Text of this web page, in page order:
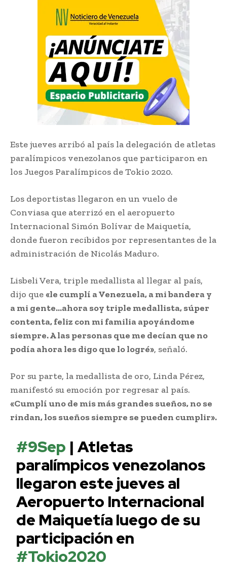
Este jueves arribó al país la delegación de atletas
paralímpicos venezolanos que participaron en
los Juegos Paralímpicos de Tokio 2020.
Los deportistas llegaron en un vuelo de
Conviasa que aterrizó en el aeropuerto
Internacional Simón Bolívar de Maiquetía,
donde fueron recibidos por representantes de la
administración de Nicolás Maduro.
Lisbeli Vera, triple medallista al llegar al país,
dijo que«le cumplí a Venezuela, a mi bandera y
a mi gente…ahora soy triple medallista, súper
contenta, feliz con mi familia apoyándome
siempre. A las personas que me decían que no
podía ahora les digo que lo logré», señaló.
Por su parte, la medallista de oro, Linda Pérez,
manifestó su emoción por regresar al país.
«Cumplí uno de mis más grandes sueños, no se
rindan, los sueños siempre se pueden cumplir».
#9Sep | Atletas
paralímpicos venezolanos
llegaron este jueves al
Aeropuerto Internacional
de Maiquetía luego de su
participación en
#Tokio2020